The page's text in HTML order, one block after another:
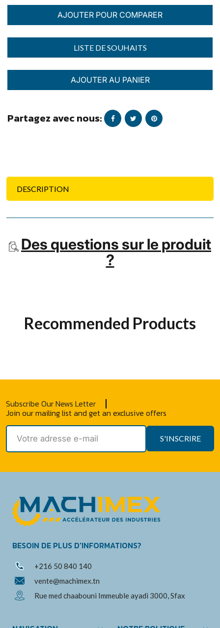
AJOUTER POUR COMPARER
AJOUTER AU PANIER
Partagez avec nous:
DESCRIPTION
Des questions sur le produit
?
Recommended Products
Subscribe Our News Letter
Join our mailing list and get an exclusive offers
S'INSCRIRE
BESOIN DE PLUS D'INFORMATIONS?
+216 50 840 140
vente@machimex.tn
Rue med chaabouni Immeuble ayadi 3000, Sfax